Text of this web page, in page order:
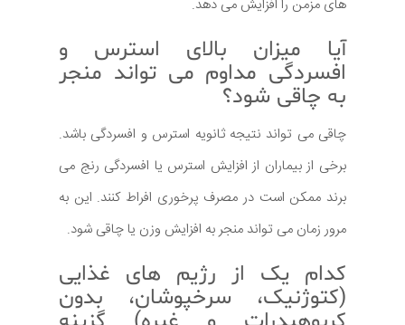
های مزمن را افزایش می دهد.
آیا میزان بالای استرس و
افسردگی مداوم می تواند منجر
به چاقی شود؟
چاقی می تواند نتیجه ثانویه استرس و افسردگی باشد.
برخی از بیماران از افزایش استرس یا افسردگی رنج می
برند ممکن است در مصرف پرخوری افراط کنند. این به
مرور زمان می تواند منجر به افزایش وزن یا چاقی شود.
کدام یک از رژیم های غذایی
(کتوژنیک، سرخپوشان، بدون